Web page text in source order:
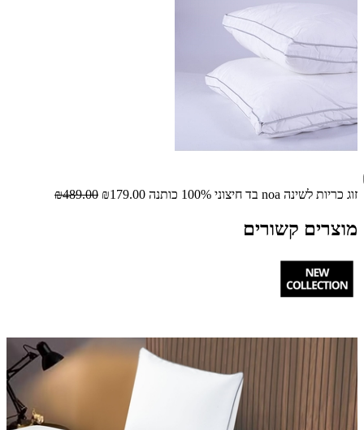
זוג כריות לשינה noa בד חיצוני 100% כותנה ₪179.00
₪489.00
מוצרים קשורים